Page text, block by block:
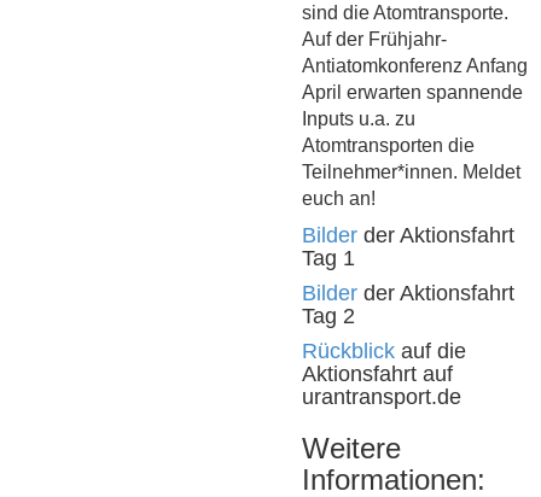
sind die Atomtransporte.
Auf der Frühjahr-
Antiatomkonferenz Anfang
April erwarten spannende
Inputs u.a. zu
Atomtransporten die
Teilnehmer*innen. Meldet
euch an!
Bilder der Aktionsfahrt
Tag 1
Bilder der Aktionsfahrt
Tag 2
Rückblick auf die
Aktionsfahrt auf
urantransport.de
Weitere
Informationen: